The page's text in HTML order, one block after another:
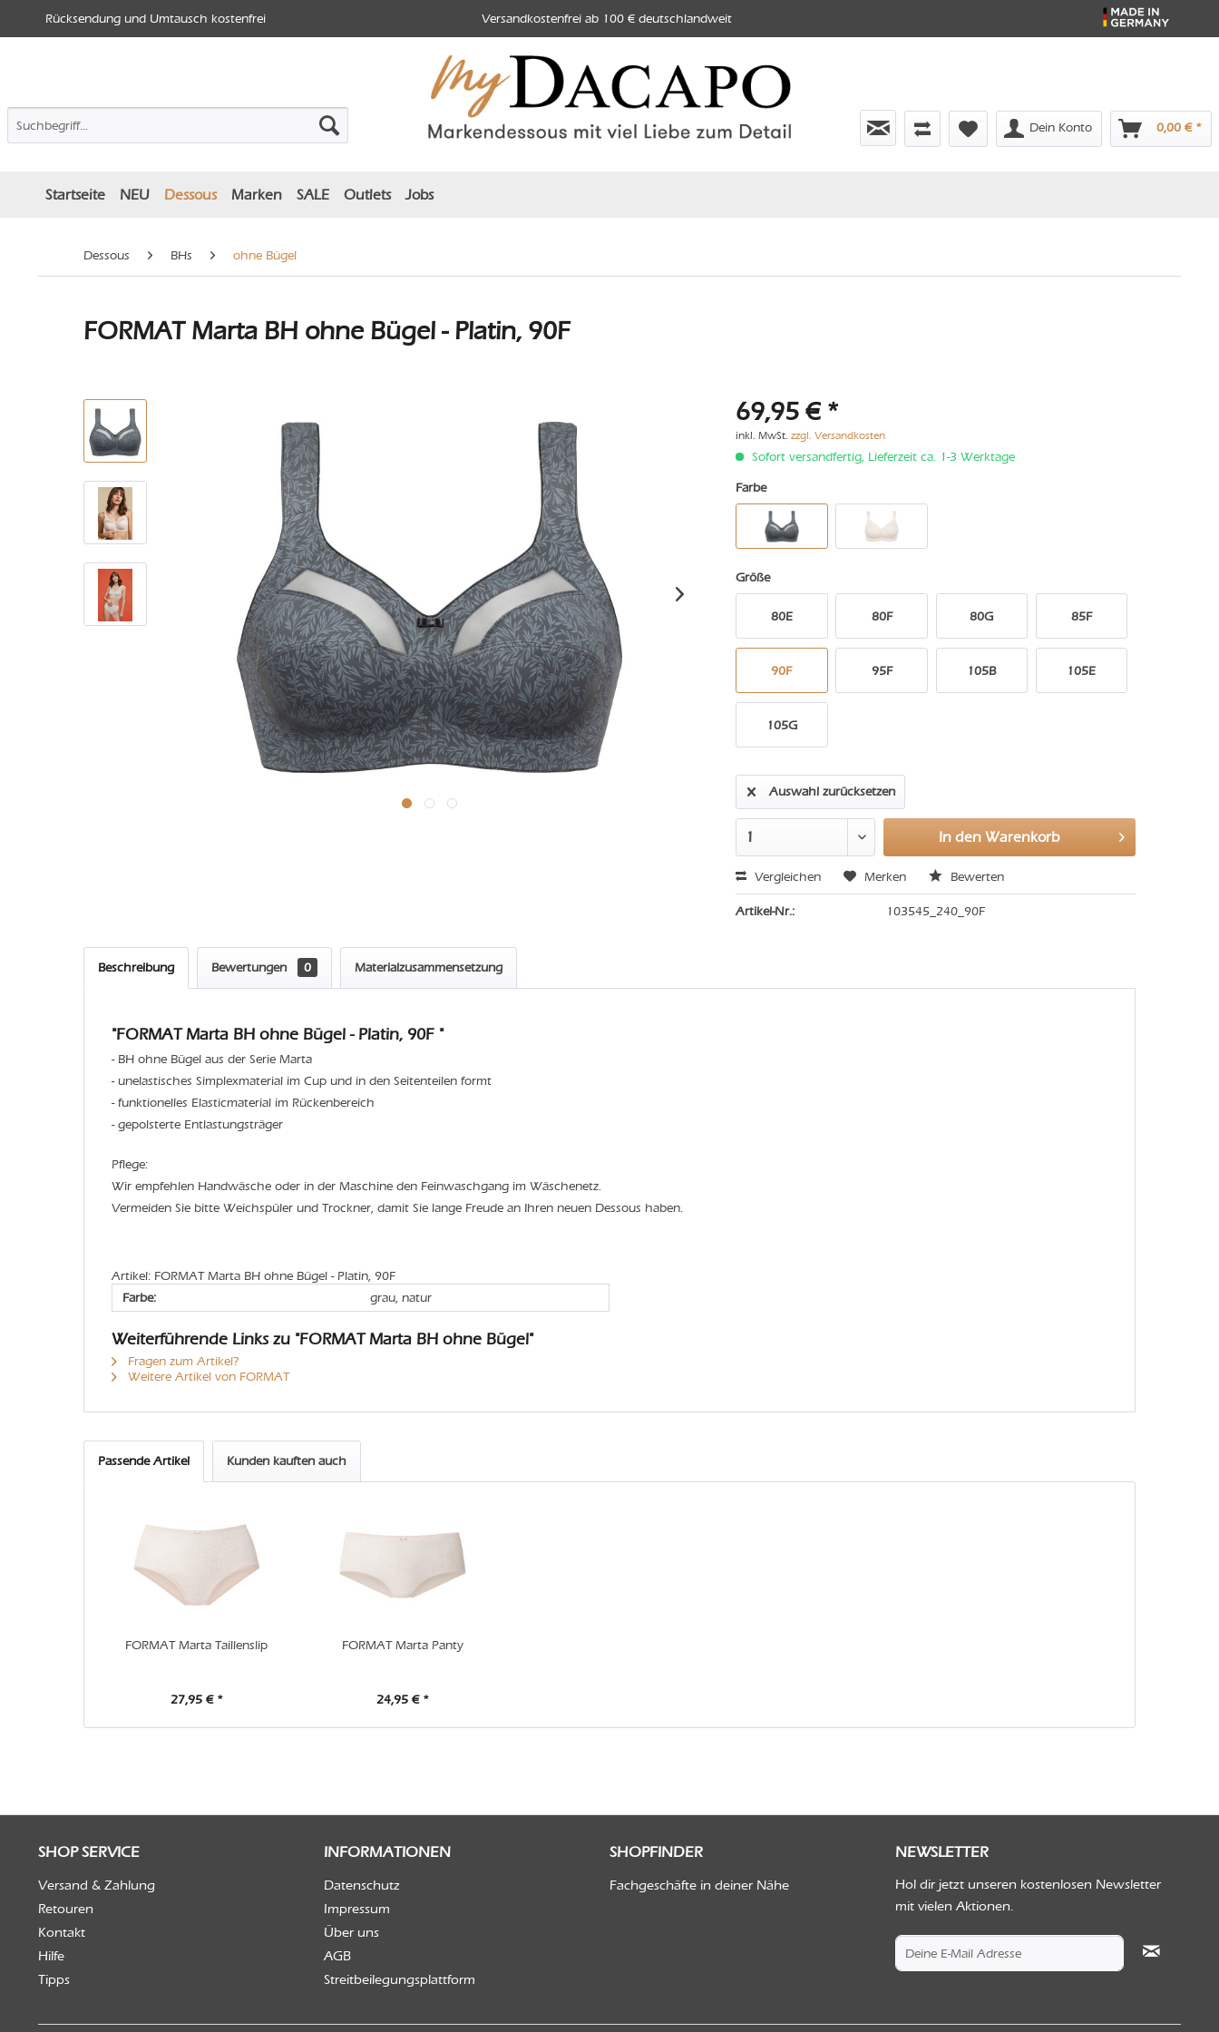
Rücksendung und Umtausch kostenfrei Versandkostenfrei ab 100 € deutschlandweit
Dein Konto 0,00 € *
Startseite NEU Dessous Marken SALE Outlets Jobs
Dessous BHs ohne Bügel
FORMAT Marta BH ohne Bügel - Platin, 90F
69,95 € *
inkl. MwSt.zzgl. Versandkosten
Sofort versandfertig, Lieferzeit ca. 1-3 Werktage
Farbe
Größe
80E 80F 80G 85F
90F 95F 105B 105E
105G
Auswahl zurücksetzen
In den Warenkorb
Vergleichen Merken Bewerten
Artikel-Nr.: 103545_240_90F
Beschreibung Bewertungen 0 Materialzusammensetzung
"FORMAT Marta BH ohne Bügel - Platin, 90F "
- BH ohne Bügel aus der Serie Marta
- unelastisches Simplexmaterial im Cup und in den Seitenteilen formt
- funktionelles Elasticmaterial im Rückenbereich
- gepolsterte Entlastungsträger
Pflege:
Wir empfehlen Handwäsche oder in der Maschine den Feinwaschgang im Wäschenetz.
Vermeiden Sie bitte Weichspüler und Trockner, damit Sie lange Freude an Ihren neuen Dessous haben.
Artikel: FORMAT Marta BH ohne Bügel - Platin, 90F
Farbe:
grau, natur
Weiterführende Links zu "FORMAT Marta BH ohne Bügel"
Fragen zum Artikel?
Weitere Artikel von FORMAT
Passende Artikel Kunden kauften auch
FORMAT Marta Taillenslip
27,95 € *
FORMAT Marta Panty
24,95 € *
SHOP SERVICE
Versand & Zahlung
Retouren
Kontakt
Hilfe
Tipps
INFORMATIONEN
Datenschutz
Impressum
Über uns
AGB
Streitbeilegungsplattform
SHOPFINDER
Fachgeschäfte in deiner Nähe
NEWSLETTER
Hol dir jetzt unseren kostenlosen Newsletter
mit vielen Aktionen.